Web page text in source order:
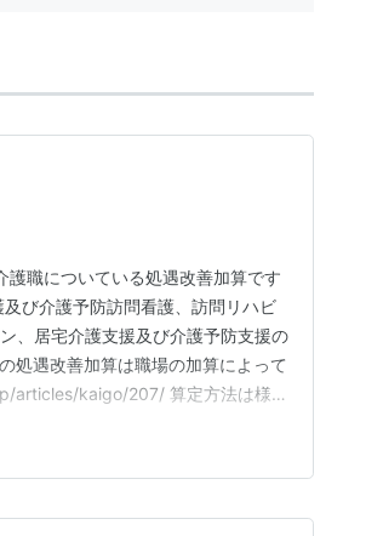
護職についている処遇改善加算です
び介護予防訪問看護、訪問リハビ
、居宅介護支援及び介護予防支援の
処遇改善加算は職場の加算によって
articles/kaigo/207/ 算定方法は様々
いくのかはまだ分かりませんが、